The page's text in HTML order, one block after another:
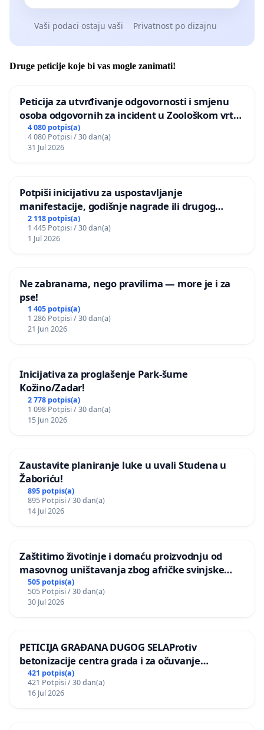
Vaši podaci ostaju vaši Privatnost po dizajnu
Druge peticije koje bi vas mogle zanimati!
Peticija za utvrđivanje odgovornosti i smjenu
osoba odgovornih za incident u Zoološkom vrtu
Grada Zagreba
4 080 potpis(a)
4 080 Potpisi / 30 dan(a)
31 Jul 2026
Potpiši inicijativu za uspostavljanje
manifestacije, godišnje nagrade ili drugog
javnog događaja „Edin Avdić“ u Sarajevu
2 118 potpis(a)
1 445 Potpisi / 30 dan(a)
1 Jul 2026
Ne zabranama, nego pravilima — more je i za
pse!
1 405 potpis(a)
1 286 Potpisi / 30 dan(a)
21 Jun 2026
Inicijativa za proglašenje Park-šume
Kožino/Zadar!
2 778 potpis(a)
1 098 Potpisi / 30 dan(a)
15 Jun 2026
Zaustavite planiranje luke u uvali Studena u
Žaboriću!
895 potpis(a)
895 Potpisi / 30 dan(a)
14 Jul 2026
Zaštitimo životinje i domaću proizvodnju od
masovnog uništavanja zbog afričke svinjske
kuge
505 potpis(a)
505 Potpisi / 30 dan(a)
30 Jul 2026
PETICIJA GRAĐANA DUGOG SELAProtiv
betonizacije centra grada i za očuvanje
postojećih zelenih površina i odraslih stabala pri
donošenju izmjena urbanističkog plana
421 potpis(a)
421 Potpisi / 30 dan(a)
16 Jul 2026